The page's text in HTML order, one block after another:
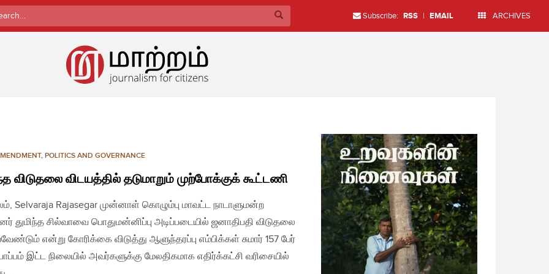
Subscribe: RSS | EMAIL ARCHIVES
, POLITICS AND GOVERNANCE
விடுதலை விடயத்தில் தடுமாறும் முற்போக்குக் கூட்டணி
Selvaraja Rajasegar முன்னாள் கொழும்பு மாவட்ட நாடாளுமன்ற
துமிந்த சில்வாவை பொதுமன்னிப்பு அடிப்படையில் ஜனாதிபதி விடுதலை
என்று கோரிக்கை விடுத்து ஆளுந்தரப்பு எம்பிக்கள் சுமார் 157 பேர்
இட்ட நிலையில் அவர்களுக்கு மேலதிகமாக எதிர்க்கட்சி வரிசையில்